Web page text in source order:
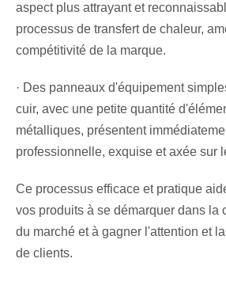
aspect plus attrayant et
processus de transfert de chaleur,
compétitivité de la marque.
· Des panneaux d'équipement
cuir, avec une petite quantité
métalliques, présentent
professionnelle, exquise et axée sur
Ce processus efficace et pratique
vos produits à se démarquer dans la
du marché et à gagner l'attention et
de clients.